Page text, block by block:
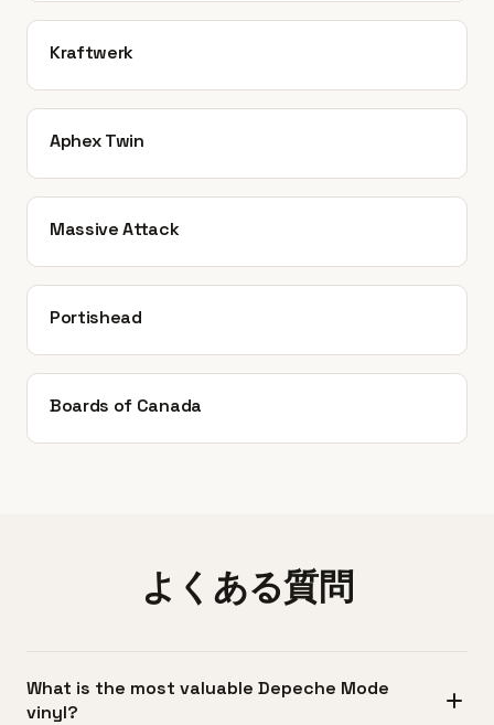
Kraftwerk
Aphex Twin
Massive Attack
Portishead
Boards of Canada
よくある質問
What is the most valuable Depeche Mode
vinyl?